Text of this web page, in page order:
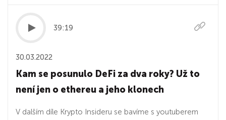
39:19
30.03.2022
Kam se posunulo DeFi za dva roky? Už to
není jen o ethereu a jeho klonech
V dalším díle Krypto Insideru se bavíme s youtuberem